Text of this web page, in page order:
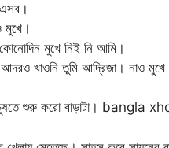
মুখে।
মুখে নিই নি আমি।
খাওনি তুমি আদ্রিজা। নাও মুখে
চুষতে শুরু করো বাড়াটা। bangla